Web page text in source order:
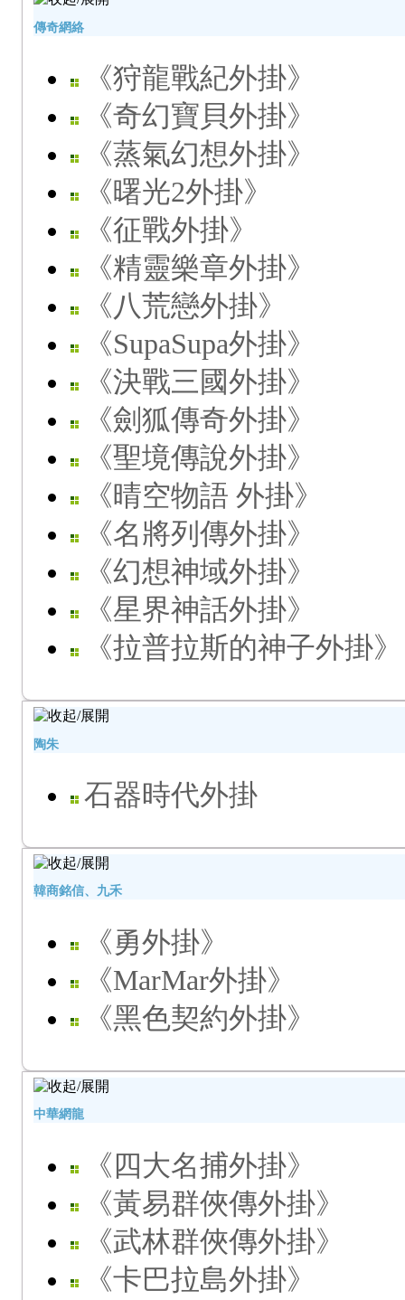
傳奇網絡
《狩龍戰紀外掛》
《奇幻寶貝外掛》
《蒸氣幻想外掛》
《曙光2外掛》
《征戰外掛》
《精靈樂章外掛》
《八荒戀外掛》
《SupaSupa外掛》
《決戰三國外掛》
《劍狐傳奇外掛》
《聖境傳說外掛》
《晴空物語 外掛》
《名將列傳外掛》
《幻想神域外掛》
《星界神話外掛》
《拉普拉斯的神子外掛》
陶朱
石器時代外掛
韓商銘信、九禾
《勇外掛》
《MarMar外掛》
《黑色契約外掛》
中華網龍
《四大名捕外掛》
《黃易群俠傳外掛》
《武林群俠傳外掛》
《卡巴拉島外掛》